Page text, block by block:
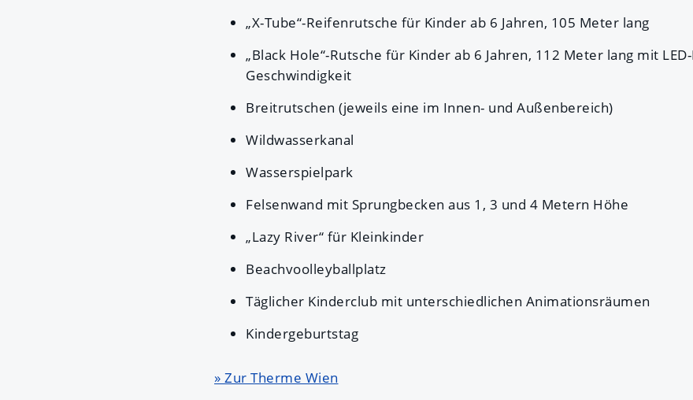
„X-Tube“-Reifenrutsche für Kinder ab 6 Jahren, 105 Meter lang
„Black Hole“-Rutsche für Kinder ab 6 Jahren, 112 Meter lang mit
Geschwindigkeit
Breitrutschen (jeweils eine im Innen- und Außenbereich)
Wildwasserkanal
Wasserspielpark
Felsenwand mit Sprungbecken aus 1, 3 und 4 Metern Höhe
„Lazy River“ für Kleinkinder
Beachvoolleyballplatz
Täglicher Kinderclub mit unterschiedlichen Animationsräumen
Kindergeburtstag
» Zur Therme Wien